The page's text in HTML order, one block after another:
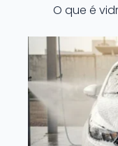
O que é